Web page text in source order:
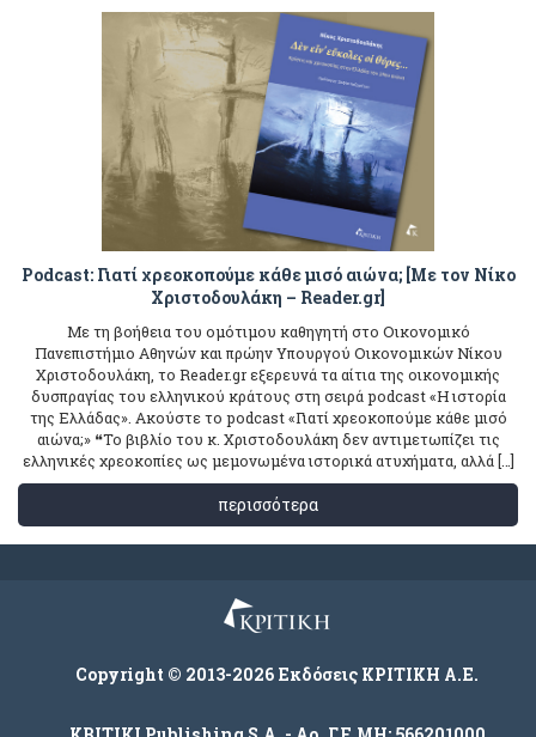
Podcast: Γιατί χρεοκοπούμε κάθε μισό αιώνα; [Με τον Νίκο
Χριστοδουλάκη – Reader.gr]
Με τη βοήθεια του ομότιμου καθηγητή στο Οικονομικό
Πανεπιστήμιο Αθηνών και πρώην Υπουργού Οικονομικών Νίκου
Χριστοδουλάκη, το Reader.gr εξερευνά τα αίτια της οικονομικής
δυσπραγίας του ελληνικού κράτους στη σειρά podcast «Η ιστορία
της Ελλάδας». Ακούστε το podcast «Γιατί χρεοκοπούμε κάθε μισό
αιώνα;» ❝Το βιβλίο του κ. Χριστοδουλάκη δεν αντιμετωπίζει τις
ελληνικές χρεοκοπίες ως μεμονωμένα ιστορικά ατυχήματα, αλλά […]
περισσότερα
Copyright © 2013-2026 Εκδόσεις ΚΡΙΤΙΚΗ Α.Ε.